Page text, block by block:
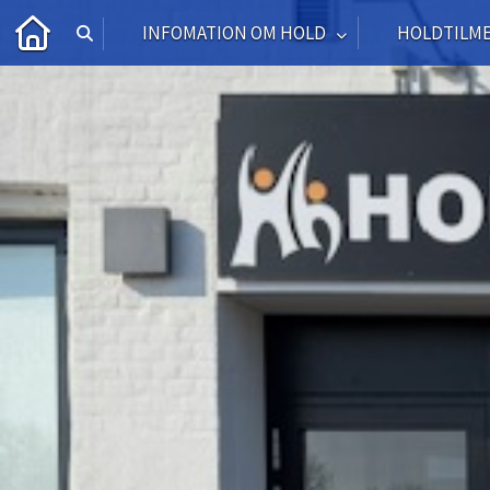
INFOMATION OM HOLD